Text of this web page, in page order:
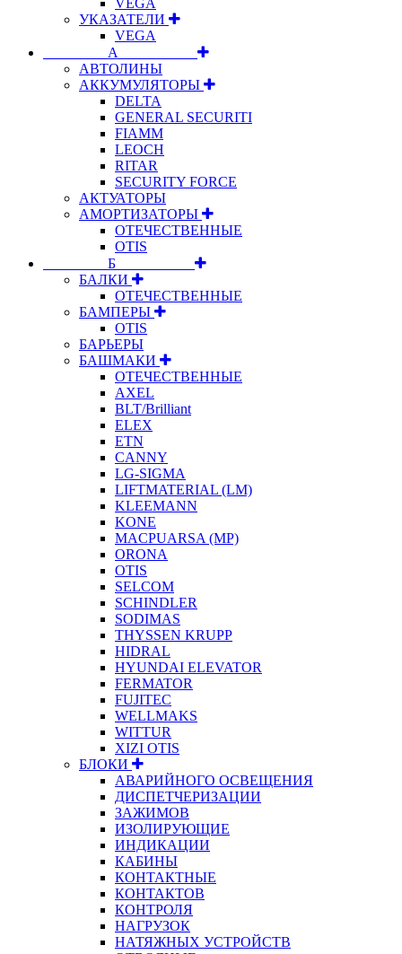
УКАЗАТЕЛИ
VEGA
⠀⠀⠀⠀⠀⠀А⠀⠀⠀⠀⠀⠀⠀
АВТОЛИНЫ
АККУМУЛЯТОРЫ
DELTA
GENERAL SECURITI
FIAMM
LEOCH
RITAR
SECURITY FORCE
АКТУАТОРЫ
АМОРТИЗАТОРЫ
ОТЕЧЕСТВЕННЫЕ
OTIS
⠀⠀⠀⠀⠀⠀Б⠀⠀⠀⠀⠀⠀⠀
БАЛКИ
ОТЕЧЕСТВЕННЫЕ
БАМПЕРЫ
OTIS
БАРЬЕРЫ
БАШМАКИ
ОТЕЧЕСТВЕННЫЕ
AXEL
BLT/Brilliant
ELEX
ETN
CANNY
LG-SIGMA
LIFTMATERIAL (LM)
KLEEMANN
KONE
MACPUARSA (MP)
ORONA
OTIS
SELCOM
SCHINDLER
SODIMAS
THYSSEN KRUPP
HIDRAL
HYUNDAI ELEVATOR
FERMATOR
FUJITEC
WELLMAKS
WITTUR
XIZI OTIS
БЛОКИ
АВАРИЙНОГО ОСВЕЩЕНИЯ
ДИСПЕТЧЕРИЗАЦИИ
ЗАЖИМОВ
ИЗОЛИРУЮЩИЕ
ИНДИКАЦИИ
КАБИНЫ
КОНТАКТНЫЕ
КОНТАКТОВ
КОНТРОЛЯ
НАГРУЗОК
НАТЯЖНЫХ УСТРОЙСТВ